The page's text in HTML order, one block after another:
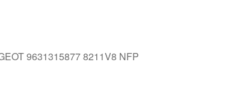
9631315877 8211V8 NFP